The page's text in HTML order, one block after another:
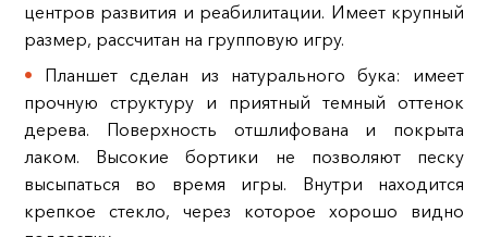
центров развития и реабилитации. Имеет крупный
размер, рассчитан на групповую игру.
Планшет сделан из натурального бука: имеет
прочную структуру и приятный темный оттенок
дерева. Поверхность отшлифована и покрыта
лаком. Высокие бортики не позволяют песку
высыпаться во время игры. Внутри находится
крепкое стекло, через которое хорошо видно